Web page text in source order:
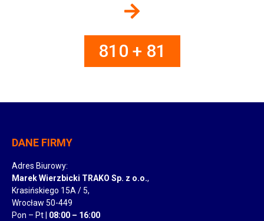
810 + 81
DANE FIRMY
Adres Biurowy:
Marek Wierzbicki TRAKO Sp. z o.o.,
Krasińskiego 15A / 5,
Wrocław 50-449
Pon – Pt | 08:00 – 16:00